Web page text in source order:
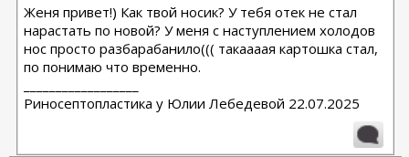
Женя привет!) Как твой носик? У тебя отек не стал
нарастать по новой? У меня с наступлением холодов
нос просто разбарабанило((( такаааая картошка стал,
по понимаю что временно.
Риносептопластика у Юлии Лебедевой 22.07.2025